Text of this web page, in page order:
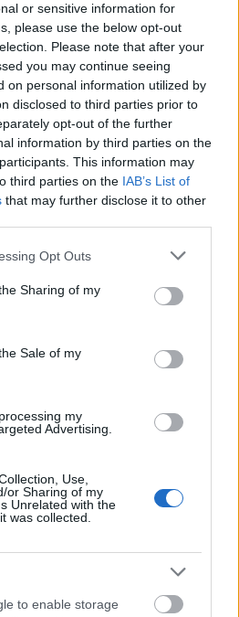
or sensitive information for
please use the below opt-out
Please note that after your
you may continue seeing
on personal information utilized by
disclosed to third parties prior to
opt-out of the further
information by third parties on the
This information may
third parties on the IAB’s List of
that may further disclose it to other
app uses one or more Google
usage behaviour. You may click to
and its third-party tags to
purposes in below Google
Opt Outs
Sharing of my
Sale of my
my
Advertising.
Use,
or Sharing of my
Unrelated with the
was collected.
to enable storage
για τους κωδικούς σου;
κλέψουν
Φεστιβάλ στο Γρηγόρι